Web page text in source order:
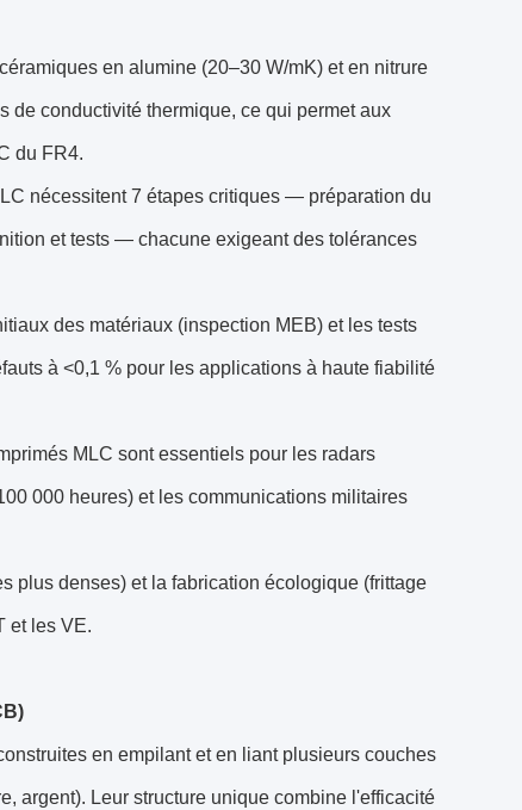
en alumine (20–30 W/mK) et en nitrure
de conductivité thermique, ce qui permet aux
du FR4.
nécessitent 7 étapes critiques — préparation du
et tests — chacune exigeant des tolérances
des matériaux (inspection MEB) et les tests
à <0,1 % pour les applications à haute fiabilité
MLC sont essentiels pour les radars
000 heures) et les communications militaires
plus denses) et la fabrication écologique (frittage
et les VE.
en empilant et en liant plusieurs couches
argent). Leur structure unique combine l'efficacité